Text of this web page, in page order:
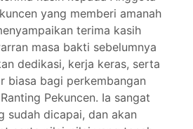
yang memberi amanah
terima kasih
masa bakti sebelumnya
dedikasi, kerja keras, serta
biasa bagi perkembangan
Pekuncen. Ia sangat
sudah dicapai, dan akan